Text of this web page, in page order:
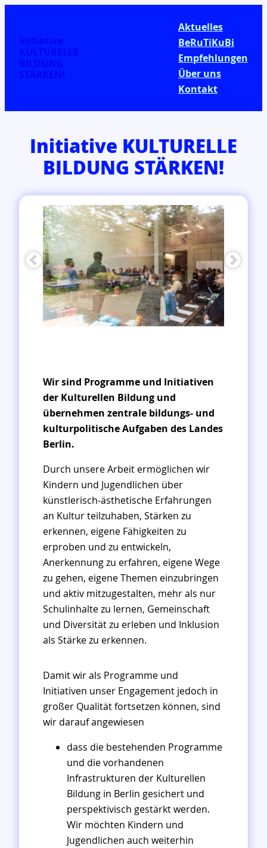
Initiative
KULTURELLE
BILDUNG
STÄRKEN!
Aktuelles
BeRuTiKuBi
Empfehlungen
Über uns
Kontakt
Initiative KULTURELLE
BILDUNG STÄRKEN!
Foto: Martin Christopher Welker
Wir sind Programme und Initiativen
der Kulturellen Bildung und
übernehmen zentrale bildungs- und
kulturpolitische Aufgaben des Landes
Berlin.
Durch unsere Arbeit ermöglichen wir
Kindern und Jugendlichen über
künstlerisch-ästhetische Erfahrungen
an Kultur teilzuhaben, Stärken zu
erkennen, eigene Fähigkeiten zu
erproben und zu entwickeln,
Anerkennung zu erfahren, eigene Wege
zu gehen, eigene Themen einzubringen
und aktiv mitzugestalten, mehr als nur
Schulinhalte zu lernen, Gemeinschaft
und Diversität zu erleben und Inklusion
als Stärke zu erkennen.
Damit wir als Programme und
Initiativen unser Engagement jedoch in
großer Qualität fortsetzen können, sind
wir darauf angewiesen
dass die bestehenden Programme
und die vorhandenen
Infrastrukturen der Kulturellen
Bildung in Berlin gesichert und
perspektivisch gestärkt werden.
Wir möchten Kindern und
Jugendlichen auch weiterhin